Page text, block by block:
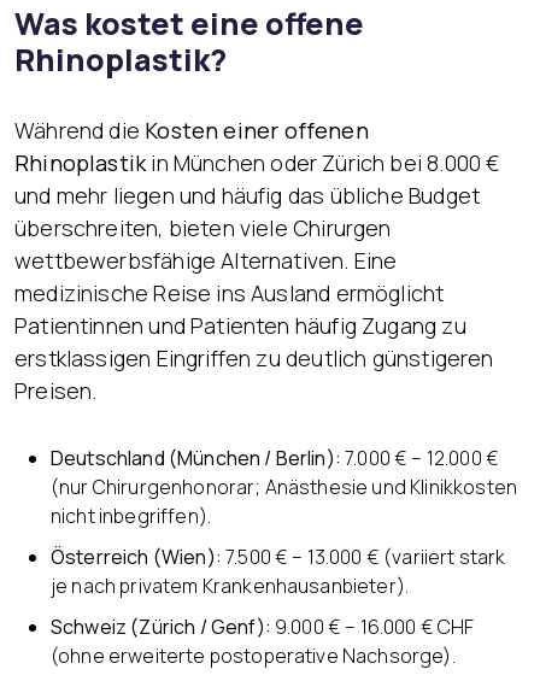
Was kostet eine offene
Rhinoplastik?
Während die Kosten einer offenen
Rhinoplastikin München oder Zürich bei 8.000 €
und mehr liegen und häufig das übliche Budget
überschreiten, bieten viele Chirurgen
wettbewerbsfähige Alternativen. Eine
medizinische Reise ins Ausland ermöglicht
Patientinnen und Patienten häufig Zugang zu
erstklassigen Eingriffen zu deutlich günstigeren
Preisen.
Deutschland (München / Berlin): 7.000 € – 12.000 €
(nur Chirurgenhonorar; Anästhesie und Klinikkosten
nicht inbegriffen).
Österreich (Wien): 7.500 € – 13.000 € (variiert stark
je nach privatem Krankenhausanbieter).
Schweiz (Zürich / Genf): 9.000 € – 16.000 € CHF
(ohne erweiterte postoperative Nachsorge).